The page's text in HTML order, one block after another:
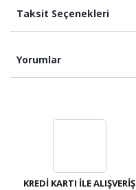
Taksit Seçenekleri
Yorumlar
KREDİ KARTI İLE ALIŞVERİŞ